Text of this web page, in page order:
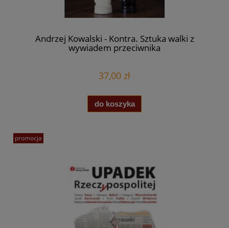
Andrzej Kowalski - Kontra. Sztuka walki z
wywiadem przeciwnika
37,00 zł
do koszyka
promocja